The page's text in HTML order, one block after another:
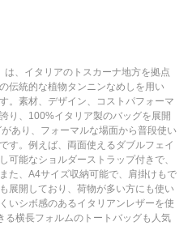
、イタリアのトスカーナ地方を拠点
伝統的な植物タンニンなめしを用い
。素材、デザイン、コストパフォーマ
り、100%イタリア製のバッグを展開
あり、フォーマルな場面から普段使い
す。例えば、両面使えるダブルフェイ
可能なショルダーストラップ付きで、
た、A4サイズ収納可能で、肩掛けもで
展開しており、荷物が多い方にも使い
いシボ感のあるイタリアンレザーを使
る横長フォルムのトートバッグも人気